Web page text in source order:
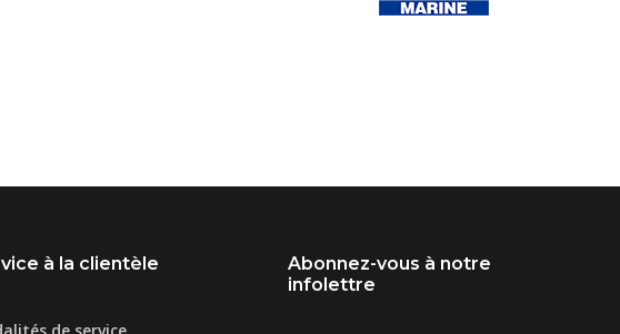
à la clientèle
Abonnez-vous à notre
infolettre